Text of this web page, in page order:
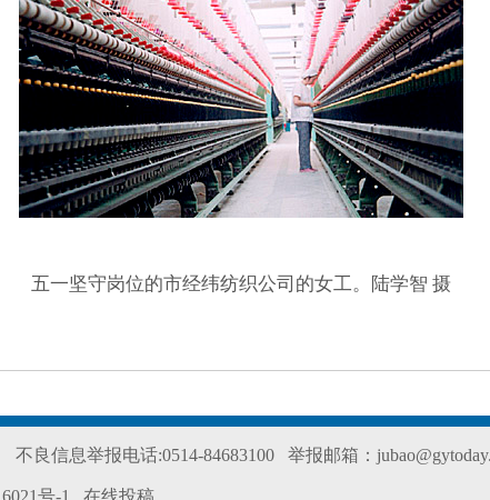
五一坚守岗位的市经纬纺织公司的女工。陆学智 摄
不良信息举报电话:0514-84683100 举报邮箱：
号-1 在线投稿